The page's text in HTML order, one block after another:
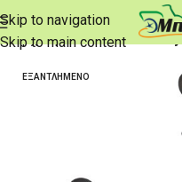
Skip to navigation
Skip to main content
Αρχική σελίδα e-Delivery
ΕΞΑΝΤΛΗΜΈΝΟ